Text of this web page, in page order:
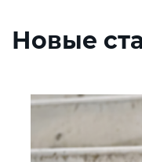
Новые